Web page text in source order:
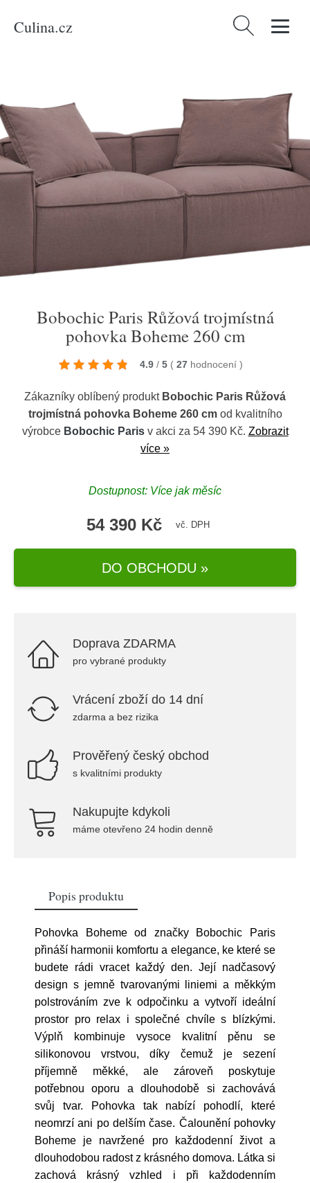
Culina.cz Vyhledávání
Bobochic Paris Růžová trojmístná
pohovka Boheme 260 cm
4.9 / 5 ( 27 hodnocení )
Zákazníky oblíbený produkt Bobochic Paris Růžová
trojmístná pohovka Boheme 260 cmod kvalitního
výrobce Bobochic Parisv akci za 54 390 Kč. Zobrazit
více »
Dostupnost: Více jak měsíc
54 390 Kč vč. DPH
DO OBCHODU »
Doprava ZDARMA
pro vybrané produkty
Vrácení zboží do 14 dní
zdarma a bez rizika
Prověřený český obchod
s kvalitními produkty
Nakupujte kdykoli
máme otevřeno 24 hodin denně
Popis produktu
Pohovka Boheme od značky Bobochic Paris
přináší harmonii komfortu a elegance, ke které se
budete rádi vracet každý den. Její nadčasový
design s jemně tvarovanými liniemi a měkkým
polstrováním zve k odpočinku a vytvoří ideální
prostor pro relax i společné chvíle s blízkými.
Výplň kombinuje vysoce kvalitní pěnu se
silikonovou vrstvou, díky čemuž je sezení
příjemně měkké, ale zároveň poskytuje
potřebnou oporu a dlouhodobě si zachovává
svůj tvar. Pohovka tak nabízí pohodlí, které
neomrzí ani po delším čase. Čalounění pohovky
Boheme je navržené pro každodenní život a
dlouhodobou radost z krásného domova. Látka si
zachová krásný vzhled i při každodenním